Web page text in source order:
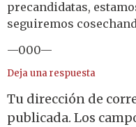
precandidatas,
seguiremos
—000—
Deja una respuesta
Tu dirección de
publicada. Los